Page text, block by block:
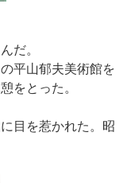
だ。
平山郁夫美術館を
をとった。
目を惹かれた。昭